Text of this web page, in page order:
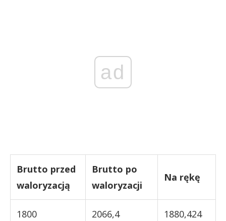
ad
Brutto przed
waloryzacją
Brutto po
waloryzacji
Na rękę
1800 2066,4 1880,424